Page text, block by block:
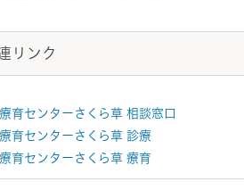
リンク
療育センターさくら草 相談窓口
療育センターさくら草 診療
療育センターさくら草 療育